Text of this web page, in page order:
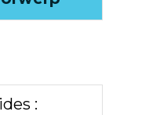
: